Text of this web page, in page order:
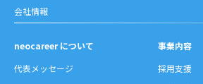
会社情報
neocareer について
代表メッセージ
事業内容
採用支援